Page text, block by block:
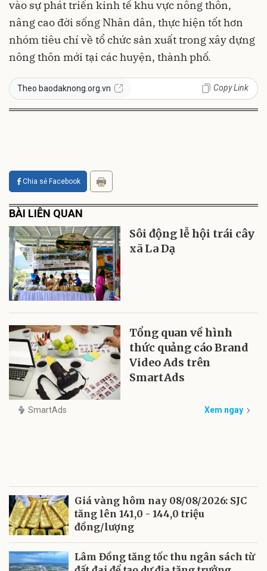
vào sự phát triển kinh tế khu vực nông thôn,
nâng cao đời sống Nhân dân, thực hiện tốt hơn
nhóm tiêu chí về tổ chức sản xuất trong xây dựng
nông thôn mới tại các huyện, thành phố.
Theo baodaknong.org.vn Copy Link
Chia sẻ Facebook
BÀI LIÊN QUAN
Sôi động lễ hội trái cây
xã La Dạ
Tổng quan về hình
thức quảng cáo Brand
Video Ads trên
SmartAds
SmartAds Xem ngay
Giá vàng hôm nay 08/08/2026: SJC
tăng lên 141,0 - 144,0 triệu
đồng/lượng
Lâm Đồng tăng tốc thu ngân sách từ